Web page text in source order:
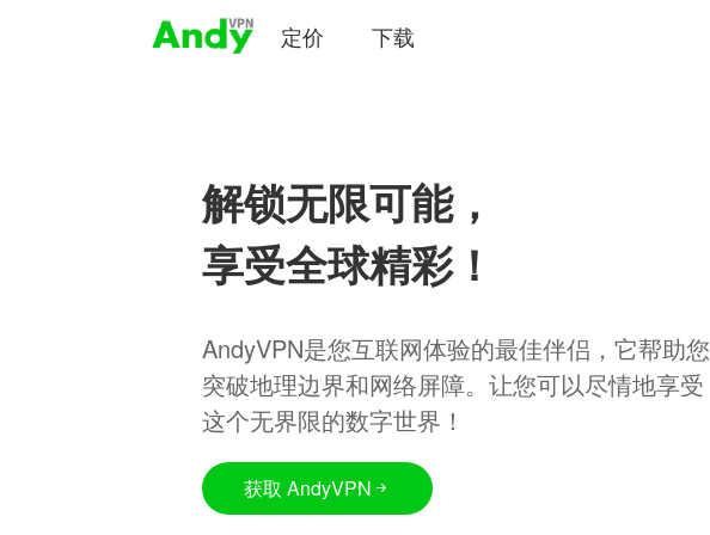
定价 下载
解锁无限可能，
享受全球精彩！
AndyVPN是您互联网体验的最佳伴侣，它帮助您
突破地理边界和网络屏障。让您可以尽情地享受
这个无界限的数字世界！
获取 AndyVPN